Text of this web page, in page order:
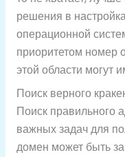
решения в
операционной
приоритетом номер
этой области могут
Поиск верного
Поиск правильного
важных задач для
домен может быть